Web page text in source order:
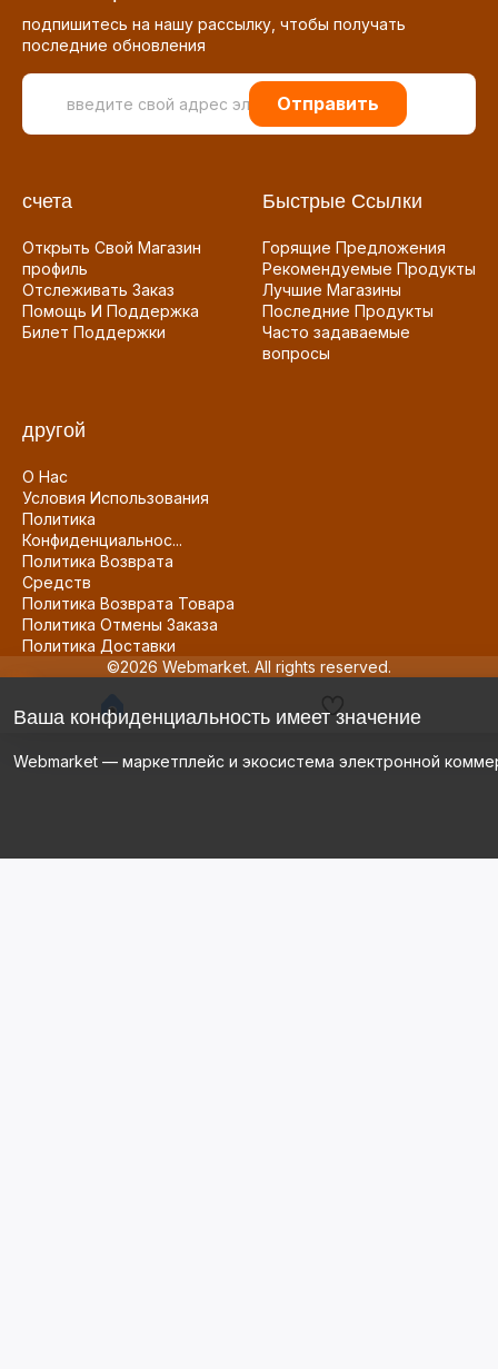
подпишитесь на нашу рассылку, чтобы получать
последние обновления
Отправить
счета
Открыть Свой Магазин
профиль
Отслеживать Заказ
Помощь И Поддержка
Билет Поддержки
Быстрые Ссылки
Горящие Предложения
Рекомендуемые Продукты
Лучшие Магазины
Последние Продукты
Часто задаваемые
вопросы
другой
О Нас
Условия Использования
Политика
Конфиденциальнос...
Политика Возврата
Средств
Политика Возврата Товара
Политика Отмены Заказа
Политика Доставки
©2026 Webmarket. All rights reserved.
Ваша конфиденциальность имеет значение
Webmarket — маркетплейс и экосистема электронной